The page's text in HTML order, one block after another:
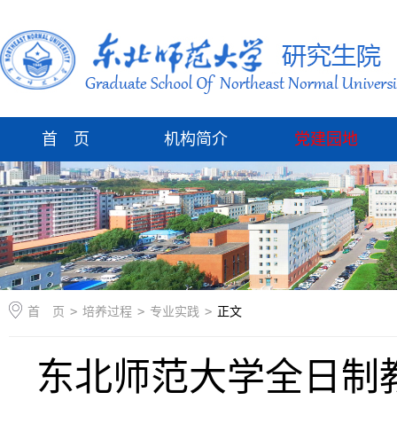
首 页 机构简介 党建园地
首 页 > 培养过程 > 专业实践 > 正文
东北师范大学全日